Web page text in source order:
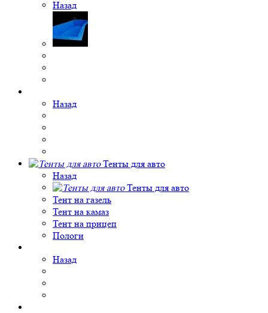
Назад
Назад
Тенты для авто
Назад
Тенты для авто
Тент на газель
Тент на камаз
Тент на прицеп
Пологи
Назад